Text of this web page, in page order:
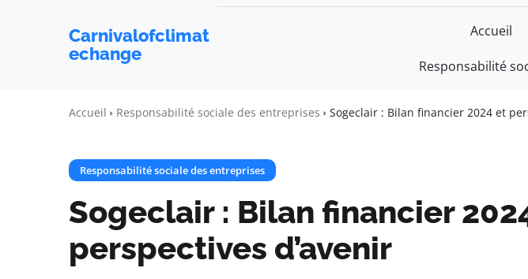
Carnivalofclimat
echange
Accueil
Responsabilité
Accueil Responsabilité sociale des entreprises Sogeclair : Bilan financier 2024 et
Responsabilité sociale des entreprises
Sogeclair : Bilan financier
perspectives d’avenir